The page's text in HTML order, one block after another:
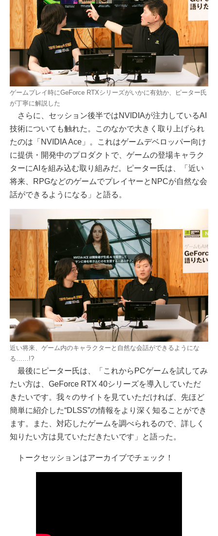
ゲームプレイ時にGeForce RTXシリーズがいかに有効か、ピーター氏
が丁寧に解説した
さらに、セッション後半ではNVIDIAが注力しているAI
技術についても触れた。このなかで大きく取り上げられ
たのは「NVIDIA Ace」。これはゲームデベロッパー向け
に提供・開発中のプロダクトで、ゲームの登場キャラク
ターにAIを組み込む取り組みだ。ピーター氏は、「近い
将来、RPGなどのゲームでプレイヤーとNPCが自然な会
話ができるようになる」と語る。
近い将来、ゲーム内のキャラクターと自然な会話ができるようにな
る……!?
最後にピーター氏は、「これからPCゲームを試してみ
たい方は、GeForce RTX 40シリーズを導入していただ
きたいです。我々のサイトを見ていただければ、先ほど
簡単に紹介した“DLSS”の情報をより深く知ることができ
ます。また、対応したゲームを調べられるので、詳しく
知りたい方は見ていただきたいです」と語った。
トークセッションはアーカイブでチェック！